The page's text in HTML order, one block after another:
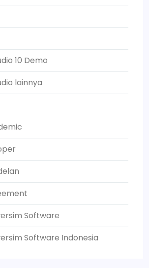
10 Demo
lainnya
Software
Software Indonesia